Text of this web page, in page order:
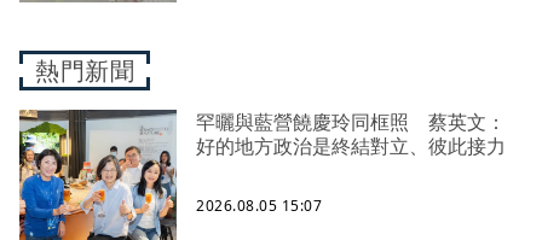
熱門新聞
罕曬與藍營饒慶玲同框照 蔡英文：
好的地方政治是終結對立、彼此接力
2026.08.05 15:07